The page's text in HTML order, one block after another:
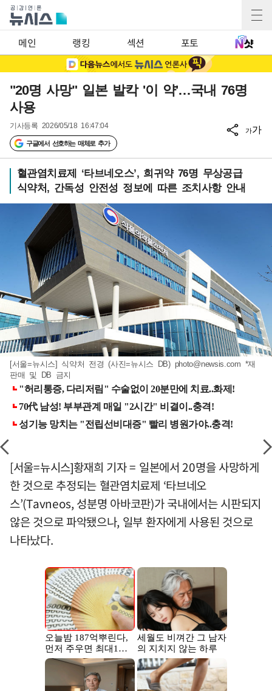
메인 랭킹 섹션 포토
"20명 사망" 일본 발칵 '이 약'…국내 76명
사용
기사등록 2026/05/18 16:47:04
구글에서 선호하는 매체로 추가
가가
혈관염치료제 ‘타브네오스’, 희귀약 76명 무상공급
식약처, 간독성 안전성 정보에 따른 조치사항 안내
[서울=뉴시스] 식약처 전경 (사진=뉴시스 DB) photo@newsis.com *재
판매 및 DB 금지
[서울=뉴시스]황재희 기자 = 일본에서 20명을 사망하게
한 것으로 추정되는 혈관염치료제 ‘타브네오
스’(Tavneos, 성분명 아바코판)가 국내에서는 시판되지
않은 것으로 파악됐으나, 일부 환자에게 사용된 것으로
나타났다.